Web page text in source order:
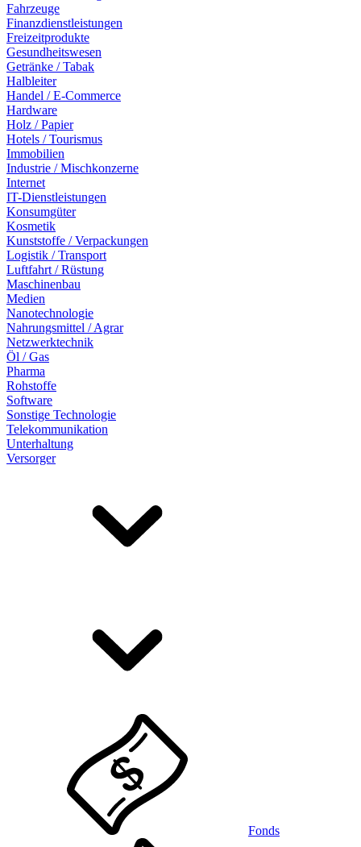
Fahrzeuge
Finanzdienstleistungen
Freizeitprodukte
Gesundheitswesen
Getränke / Tabak
Halbleiter
Handel / E-Commerce
Hardware
Holz / Papier
Hotels / Tourismus
Immobilien
Industrie / Mischkonzerne
Internet
IT-Dienstleistungen
Konsumgüter
Kosmetik
Kunststoffe / Verpackungen
Logistik / Transport
Luftfahrt / Rüstung
Maschinenbau
Medien
Nanotechnologie
Nahrungsmittel / Agrar
Netzwerktechnik
Öl / Gas
Pharma
Rohstoffe
Software
Sonstige Technologie
Telekommunikation
Unterhaltung
Versorger
Fonds